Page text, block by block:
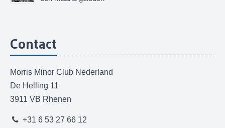
Contact
Morris Minor Club Nederland
De Helling 11
3911 VB Rhenen
+31 6 53 27 66 12